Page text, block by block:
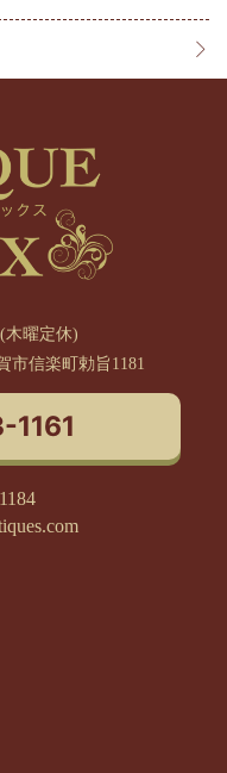
木曜定休)
市信楽町勅旨1181